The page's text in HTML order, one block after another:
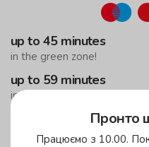
up to 45 minutes
in the green zone!
up to 59 minutes
in the yellow zone
from 500 UAH
Пронто
Працюємо з 10.00.